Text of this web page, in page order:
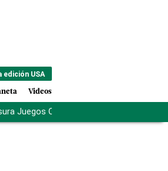
edición USA
Videos
Juegos Centroamericanos